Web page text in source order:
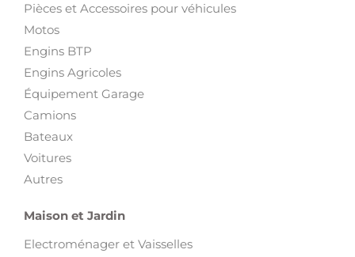
Pièces et Accessoires pour véhicules
Motos
Engins BTP
Engins Agricoles
Équipement Garage
Camions
Bateaux
Voitures
Autres
Maison et Jardin
Electroménager et Vaisselles